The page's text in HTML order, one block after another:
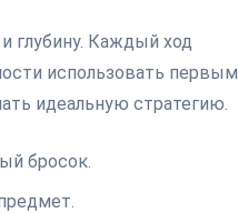
глубину. Каждый ход
использовать
идеальную стратегию.
бросок.